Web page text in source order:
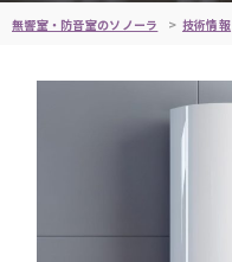
無響室・防音室のソノーラ 技術情報